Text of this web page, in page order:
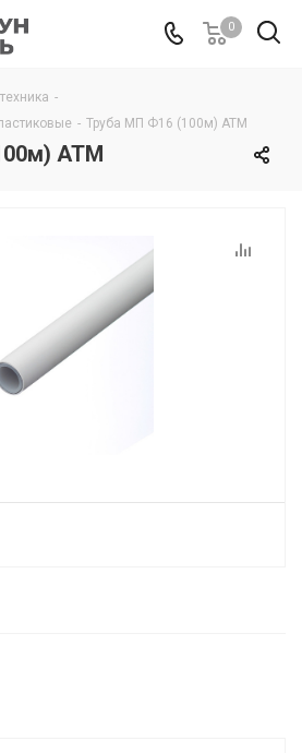
0
-
- Труба МП Ф16 (100м) АТМ
АТМ